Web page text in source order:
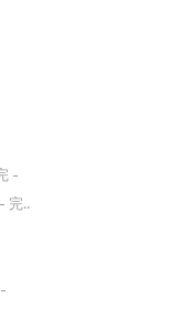
-
完..